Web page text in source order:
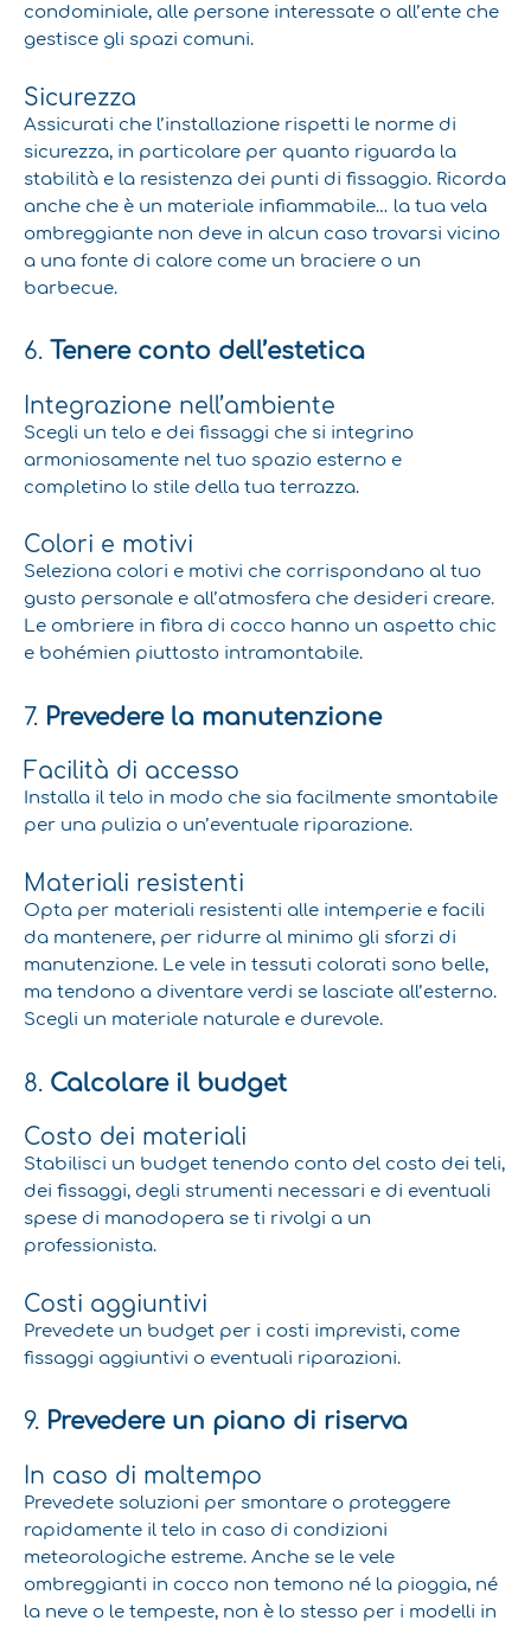
condominiale, alle persone interessate o all’ente che
gestisce gli spazi comuni.
Sicurezza
Assicurati che l’installazione rispetti le norme di
sicurezza, in particolare per quanto riguarda la
stabilità e la resistenza dei punti di fissaggio. Ricorda
anche che è un materiale infiammabile… la tua vela
ombreggiante non deve in alcun caso trovarsi vicino
a una fonte di calore come un braciere o un
barbecue.
6. Tenere conto dell’estetica
Integrazione nell’ambiente
Scegli un telo e dei fissaggi che si integrino
armoniosamente nel tuo spazio esterno e
completino lo stile della tua terrazza.
Colori e motivi
Seleziona colori e motivi che corrispondano al tuo
gusto personale e all’atmosfera che desideri creare.
Le ombriere in fibra di cocco hanno un aspetto chic
e bohémien piuttosto intramontabile.
7. Prevedere la manutenzione
Facilità di accesso
Installa il telo in modo che sia facilmente smontabile
per una pulizia o un’eventuale riparazione.
Materiali resistenti
Opta per materiali resistenti alle intemperie e facili
da mantenere, per ridurre al minimo gli sforzi di
manutenzione. Le vele in tessuti colorati sono belle,
ma tendono a diventare verdi se lasciate all’esterno.
Scegli un materiale naturale e durevole.
8. Calcolare il budget
Costo dei materiali
Stabilisci un budget tenendo conto del costo dei teli,
dei fissaggi, degli strumenti necessari e di eventuali
spese di manodopera se ti rivolgi a un
professionista.
Costi aggiuntivi
Prevedete un budget per i costi imprevisti, come
fissaggi aggiuntivi o eventuali riparazioni.
9. Prevedere un piano di riserva
In caso di maltempo
Prevedete soluzioni per smontare o proteggere
rapidamente il telo in caso di condizioni
meteorologiche estreme. Anche se le vele
ombreggianti in cocco non temono né la pioggia, né
la neve o le tempeste, non è lo stesso per i modelli in